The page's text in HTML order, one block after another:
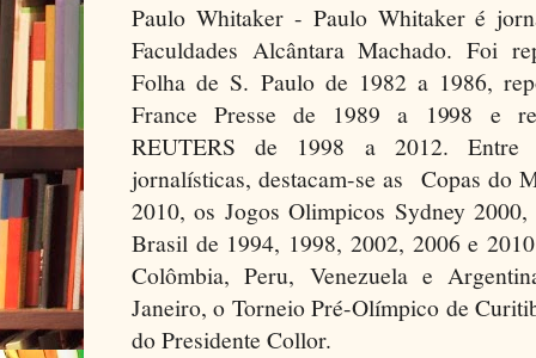
Paulo Whitaker - Paulo Whitaker é
Faculdades Alcântara Machado. Foi
Folha de S. Paulo de 1982 a 1986,
France Presse de 1989 a 1998 e
REUTERS de 1998 a 2012. Entre
jornalísticas, destacam-se as Copas do
2010, os Jogos Olimpicos Sydney
Brasil de 1994, 1998, 2002, 2006 e
Colômbia, Peru, Venezuela e
Janeiro, o Torneio Pré-Olímpico de
do Presidente Collor.